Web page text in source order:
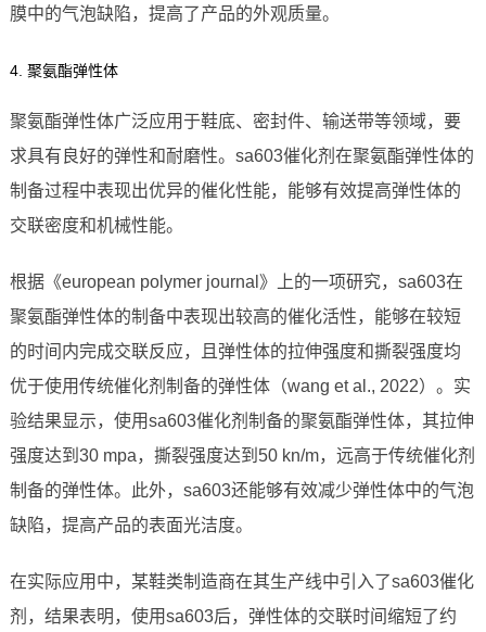
膜中的气泡缺陷，提高了产品的外观质量。
4. 聚氨酯弹性体
聚氨酯弹性体广泛应用于鞋底、密封件、输送带等领域，要
求具有良好的弹性和耐磨性。sa603催化剂在聚氨酯弹性体的
制备过程中表现出优异的催化性能，能够有效提高弹性体的
交联密度和机械性能。
根据《european polymer journal》上的一项研究，sa603在
聚氨酯弹性体的制备中表现出较高的催化活性，能够在较短
的时间内完成交联反应，且弹性体的拉伸强度和撕裂强度均
优于使用传统催化剂制备的弹性体（wang et al., 2022）。实
验结果显示，使用sa603催化剂制备的聚氨酯弹性体，其拉伸
强度达到30 mpa，撕裂强度达到50 kn/m，远高于传统催化剂
制备的弹性体。此外，sa603还能够有效减少弹性体中的气泡
缺陷，提高产品的表面光洁度。
在实际应用中，某鞋类制造商在其生产线中引入了sa603催化
剂，结果表明，使用sa603后，弹性体的交联时间缩短了约